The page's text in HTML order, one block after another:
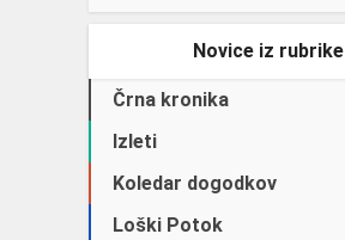
Novice iz rubrike
Črna kronika
Izleti
Koledar dogodkov
Loški Potok